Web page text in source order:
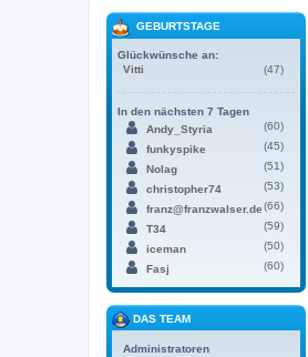
GEBURTSTAGE
Glückwünsche an:
Vitti
(47)
In den nächsten 7 Tagen
Andy_Styria
(60)
funkyspike
(45)
Nolag
(51)
christopher74
(53)
franz@franzwalser.de(66)
T34
(59)
iceman
(50)
Fasj
(60)
DAS TEAM
Administratoren